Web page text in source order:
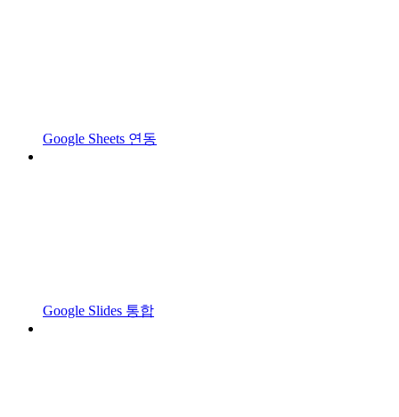
Google Sheets 연동
Google Slides 통합